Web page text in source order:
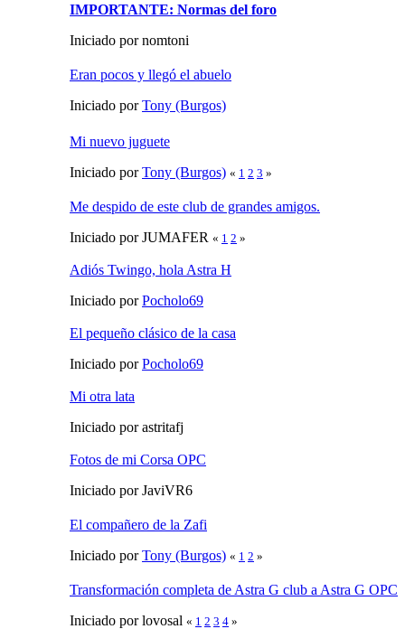
IMPORTANTE: Normas del foro
Iniciado por nomtoni
Eran pocos y llegó el abuelo
Iniciado porTony (Burgos)
Mi nuevo juguete
Iniciado porTony (Burgos) « 1 2 3 »
Me despido de este club de grandes amigos.
Iniciado por JUMAFER « 1 2 »
Adiós Twingo, hola Astra H
Iniciado porPocholo69
El pequeño clásico de la casa
Iniciado porPocholo69
Mi otra lata
Iniciado por astritafj
Fotos de mi Corsa OPC
Iniciado por JaviVR6
El compañero de la Zafi
Iniciado porTony (Burgos) « 1 2 »
Transformación completa de Astra G club a Astra G OPC
Iniciado por lovosal « 1 2 3 4 »